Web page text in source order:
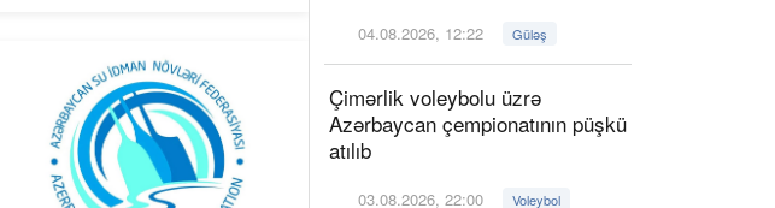
04.08.2026, 12:22 Güləş
Çimərlik voleybolu üzrə
Azərbaycan çempionatının püşkü
atılıb
03.08.2026, 22:00 Voleybol